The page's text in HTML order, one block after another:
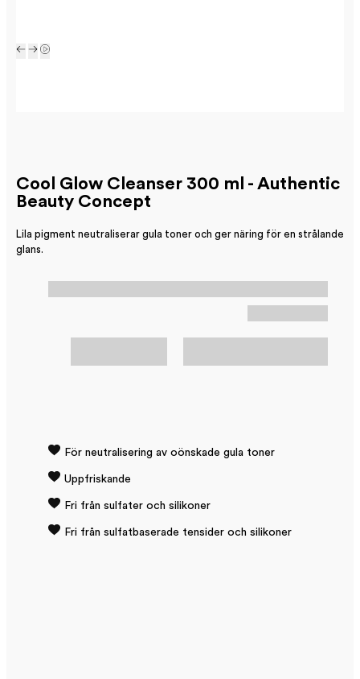
Cool Glow Cleanser 300 ml - Authentic
Beauty Concept
Lila pigment neutraliserar gula toner och ger näring för en strålande
glans.
För neutralisering av oönskade gula toner
Uppfriskande
Fri från sulfater och silikoner
Fri från sulfatbaserade tensider och silikoner